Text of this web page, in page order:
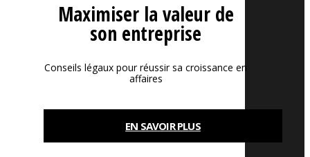
Maximiser la valeur de
son entreprise
Conseils légaux pour réussir sa croissance en
affaires
EN SAVOIR PLUS